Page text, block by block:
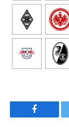
Facebook